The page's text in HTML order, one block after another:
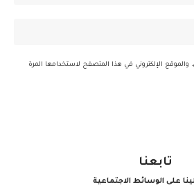
والموقع الإلكتروني في هذا المتصفح لاستخدامها المرة
تابعنا
على الوسائط الاجتماعية